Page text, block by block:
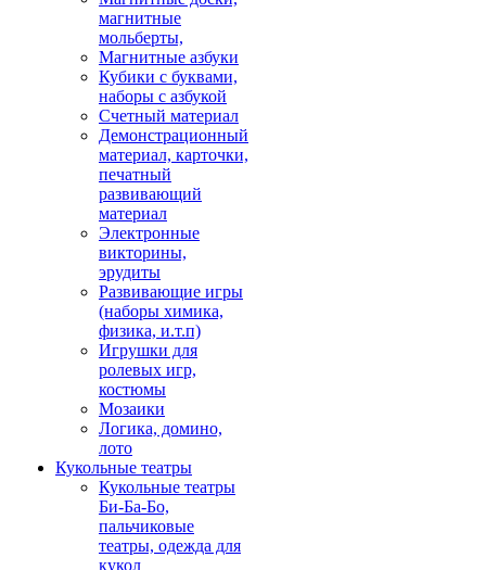
магнитные
мольберты,
Магнитные азбуки
Кубики с буквами,
наборы с азбукой
Счетный материал
Демонстрационный
материал, карточки,
печатный
развивающий
материал
Электронные
викторины,
эрудиты
Развивающие игры
(наборы химика,
физика, и.т.п)
Игрушки для
ролевых игр,
костюмы
Мозаики
Логика, домино,
лото
Кукольные театры
Кукольные театры
Би-Ба-Бо,
пальчиковые
театры, одежда для
кукол